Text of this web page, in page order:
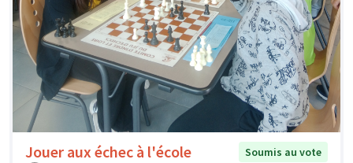
Jouer aux échec à l'école
Soumis au vote